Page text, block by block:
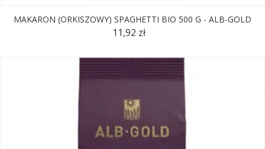
MAKARON (ORKISZOWY) SPAGHETTI BIO 500 G - ALB-GOLD
11,92 zł